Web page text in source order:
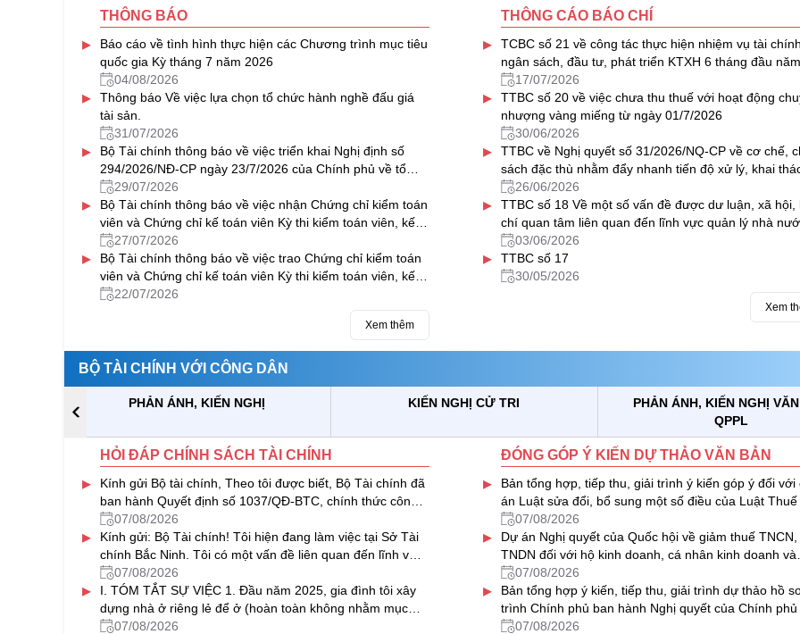
THÔNG BÁO
▸
Báo cáo về tình hình thực hiện các Chương trình mục tiêu
quốc gia Kỳ tháng 7 năm 2026
04/08/2026
▸
Thông báo Về việc lựa chọn tổ chức hành nghề đấu giá
tài sản.
31/07/2026
▸
Bộ Tài chính thông báo về việc triển khai Nghị định số
294/2026/NĐ-CP ngày 23/7/2026 của Chính phủ về tổ
hợp tác
29/07/2026
▸
Bộ Tài chính thông báo về việc nhận Chứng chỉ kiểm toán
viên và Chứng chỉ kế toán viên Kỳ thi kiểm toán viên, kế
toán viên năm 2025
27/07/2026
▸
Bộ Tài chính thông báo về việc trao Chứng chỉ kiểm toán
viên và Chứng chỉ kế toán viên Kỳ thi kiểm toán viên, kế
toán viên năm 2025
22/07/2026
Xem thêm
THÔNG CÁO BÁO CHÍ
▸
TCBC số 21 về công tác thực hiện nhiệm vụ tài
ngân sách, đầu tư, phát triển KTXH 6 tháng đầu năm,
triển khai nhiệm vụ 6 tháng cuối năm 2026
17/07/2026
▸
TTBC số 20 về việc chưa thu thuế với hoạt động
nhượng vàng miếng từ ngày 01/7/2026
30/06/2026
▸
TTBC về Nghị quyết số 31/2026/NQ-CP về cơ chế,
sách đặc thù nhằm đẩy nhanh tiến độ xử lý, khai
nhà, đất dôi dư sau sắp xếp tổ chức bộ máy và đơn vị
hành chính
26/06/2026
▸
TTBC số 18 Về một số vấn đề được dư luận, xã hội,
chí quan tâm liên quan đến lĩnh vực quản lý nhà
của Bộ Tài chính trong tháng 5/2026
03/06/2026
▸
TTBC số 17
30/05/2026
Xem
BỘ TÀI CHÍNH VỚI CÔNG DÂN
PHẢN ÁNH, KIẾN NGHỊ KIẾN NGHỊ CỬ TRI
PHẢN ÁNH, KIẾN NGHỊ
QPPL
HỎI ĐÁP CHÍNH SÁCH TÀI CHÍNH
▸
Kính gửi Bộ tài chính, Theo tôi được biết, Bộ Tài chính đã
ban hành Quyết định số 1037/QĐ-BTC, chính thức công
bố quy trình...
07/08/2026
▸
Kính gửi: Bộ Tài chính! Tôi hiện đang làm việc tại Sở Tài
chính Bắc Ninh. Tôi có một vấn đề liên quan đến lĩnh vực
đầu tư...
07/08/2026
▸
I. TÓM TẮT SỰ VIỆC 1. Đầu năm 2025, gia đình tôi xây
dựng nhà ở riêng lẻ để ở (hoàn toàn không nhằm mục
đích kinh doanh) tại...
07/08/2026
ĐÓNG GÓP Ý KIẾN DỰ THẢO VĂN BẢN
▸
Bản tổng hợp, tiếp thu, giải trình ý kiến góp ý đối với
án Luật sửa đổi, bổ sung một số điều của Luật Thuế
nguyên
07/08/2026
▸
Dự án Nghị quyết của Quốc hội về giảm thuế TNCN,
TNDN đối với hộ kinh doanh, cá nhân kinh doanh và
doanh nghiệp
07/08/2026
▸
Bản tổng hợp ý kiến, tiếp thu, giải trình dự thảo hồ
trình Chính phủ ban hành Nghị quyết của Chính phủ
việc VIMC được chia cổ tức bằng cổ phiếu từ nguồn
07/08/2026